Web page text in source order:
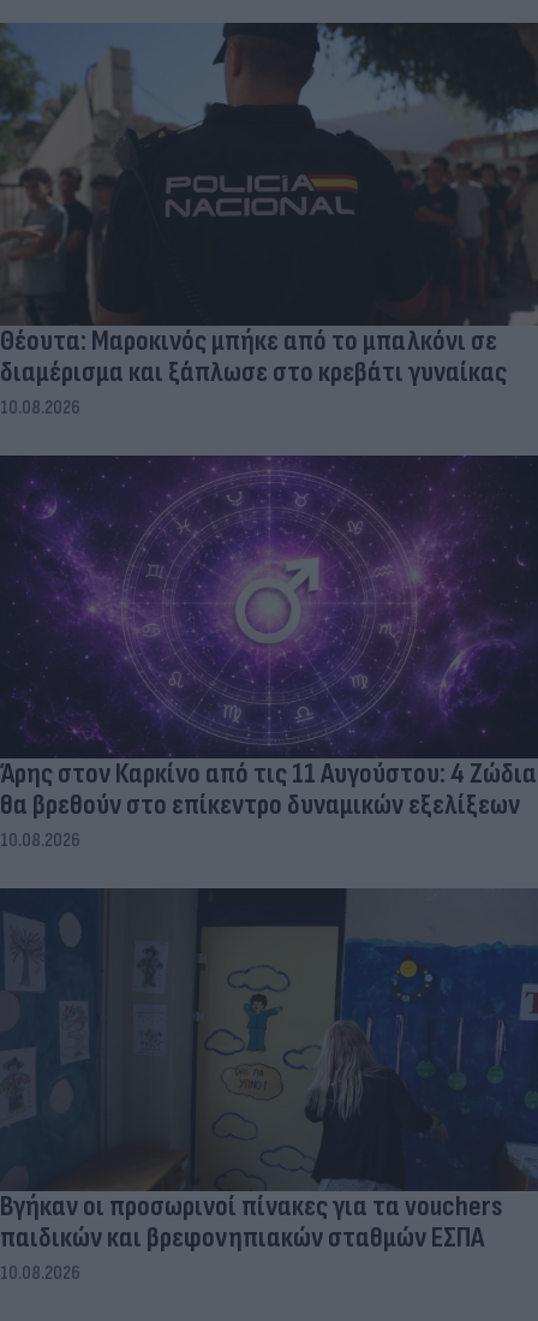
Θέουτα: Μαροκινός μπήκε από το μπαλκόνι σε
διαμέρισμα και ξάπλωσε στο κρεβάτι γυναίκας
10.08.2026
Άρης στον Καρκίνο από τις 11 Αυγούστου: 4 Ζώδια
θα βρεθούν στο επίκεντρο δυναμικών εξελίξεων
10.08.2026
Βγήκαν οι προσωρινοί πίνακες για τα vouchers
παιδικών και βρεφονηπιακών σταθμών ΕΣΠΑ
10.08.2026